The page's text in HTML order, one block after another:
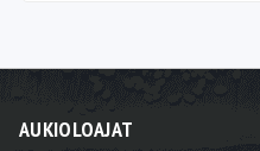
AUKIOLOAJAT